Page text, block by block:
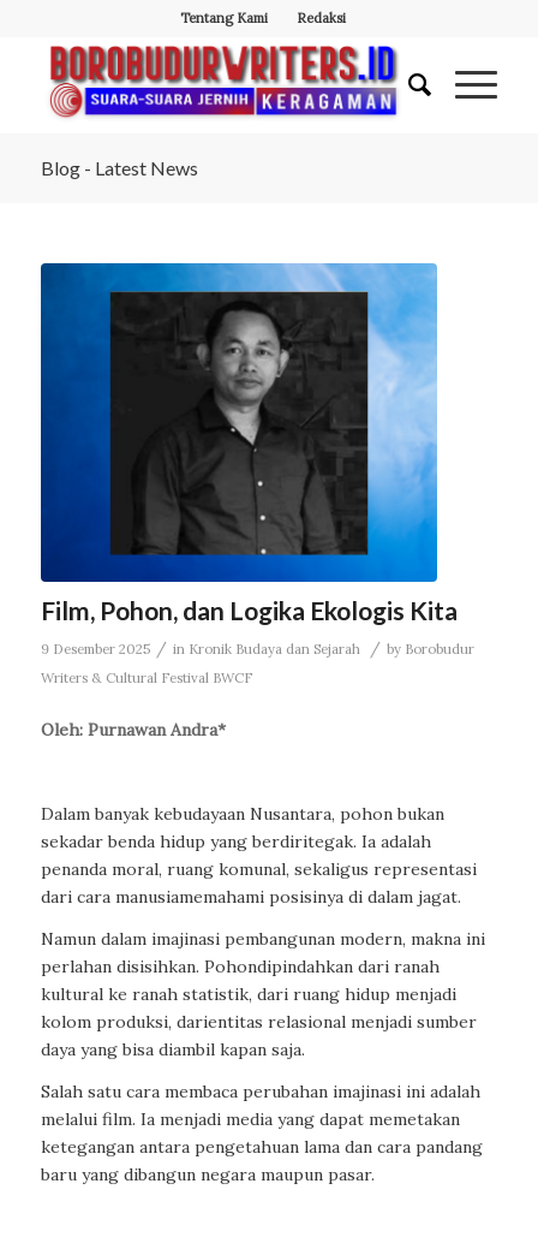
Tentang Kami Redaksi
Blog - Latest News
Film, Pohon, dan Logika Ekologis Kita
9 Desember 2025 / in Kronik Budaya dan Sejarah / by Borobudur
Writers & Cultural Festival BWCF
Oleh: Purnawan Andra*
Dalam banyak kebudayaanNusantara, pohon bukan
sekadar benda hidup yangberdiritegak. Ia adalah
penandamoral, ruang komunal, sekaligus representasi
dari cara manusiamemahami posisinyadi dalam jagat.
Namun dalam imajinasi pembangunanmodern, makna ini
perlahan disisihkan. Pohondipindahkan dari ranah
kultural ke ranah statistik, dari ruang hidup menjadi
kolom produksi, darientitas relasional menjadi sumber
dayayangbisa diambil kapan saja.
Salah satu cara membaca perubahan imajinasi ini adalah
melaluifilm. Ia menjadi media yang dapat memetakan
ketegangan antara pengetahuanlama dan cara pandang
baruyang dibangun negara maupun pasar.